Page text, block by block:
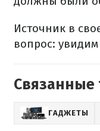
Источник в
вопрос:
Связанные
ГАДЖЕТЫ